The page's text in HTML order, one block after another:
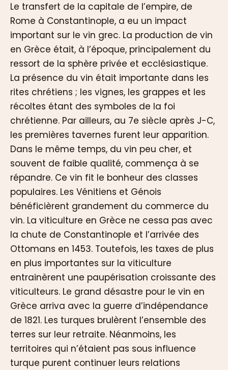
Le transfert de la capitale de l’empire, de
Rome à Constantinople, a eu un impact
important sur le vin grec. La production de vin
en Grèce était, à l’époque, principalement du
ressort de la sphère privée et ecclésiastique.
La présence du vin était importante dans les
rites chrétiens ; les vignes, les grappes et les
récoltes étant des symboles de la foi
chrétienne. Par ailleurs, au 7e siècle après J-C,
les premières tavernes furent leur apparition.
Dans le même temps, du vin peu cher, et
souvent de faible qualité, commença à se
répandre. Ce vin fit le bonheur des classes
populaires. Les Vénitiens et Génois
bénéficièrent grandement du commerce du
vin. La viticulture en Grèce ne cessa pas avec
la chute de Constantinople et l’arrivée des
Ottomans en 1453. Toutefois, les taxes de plus
en plus importantes sur la viticulture
entrainèrent une paupérisation croissante des
viticulteurs. Le grand désastre pour le vin en
Grèce arriva avec la guerre d’indépendance
de 1821. Les turques brulèrent l’ensemble des
terres sur leur retraite. Néanmoins, les
territoires qui n’étaient pas sous influence
turque purent continuer leurs relations